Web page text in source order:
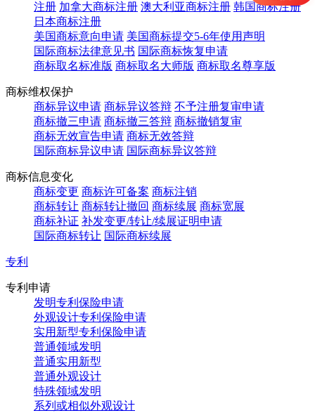
注册 加拿大商标注册 澳大利亚商标注册 韩国商标注册
日本商标注册
美国商标意向申请 美国商标提交5-6年使用声明
国际商标法律意见书 国际商标恢复申请
商标取名标准版 商标取名大师版 商标取名尊享版
商标维权保护
商标异议申请 商标异议答辩 不予注册复审申请
商标撤三申请 商标撤三答辩 商标撤销复审
商标无效宣告申请 商标无效答辩
国际商标异议申请 国际商标异议答辩
商标信息变化
商标变更 商标许可备案 商标注销
商标转让 商标转让撤回 商标续展 商标宽展
商标补证 补发变更/转让/续展证明申请
国际商标转让 国际商标续展
专利
专利申请
发明专利保险申请
外观设计专利保险申请
实用新型专利保险申请
普通领域发明
普通实用新型
普通外观设计
特殊领域发明
系列或相似外观设计